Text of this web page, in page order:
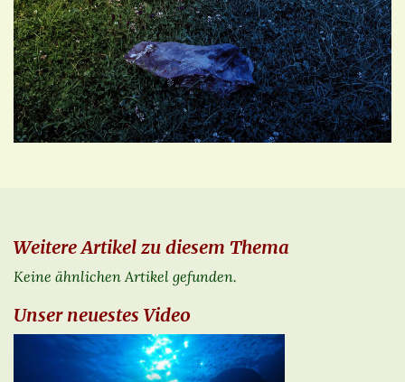
Weitere Artikel zu diesem Thema
Keine ähnlichen Artikel gefunden.
Unser neuestes Video